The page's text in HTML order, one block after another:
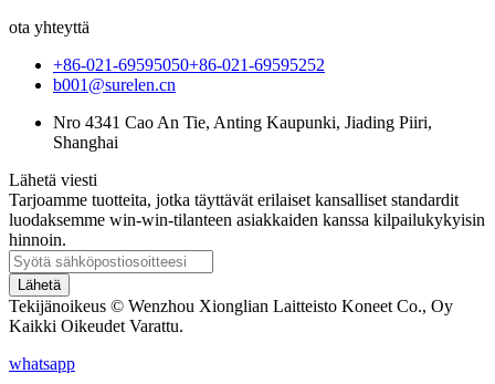
ota yhteyttä
+86-021-69595050+86-021-69595252
b001@surelen.cn
Nro 4341 Cao An Tie, Anting Kaupunki, Jiading Piiri,
Shanghai
Lähetä viesti
Tarjoamme tuotteita, jotka täyttävät erilaiset kansalliset standardit
luodaksemme win-win-tilanteen asiakkaiden kanssa kilpailukykyisin
hinnoin.
Lähetä
Tekijänoikeus © Wenzhou Xionglian Laitteisto Koneet Co., Oy
Kaikki Oikeudet Varattu.
whatsapp